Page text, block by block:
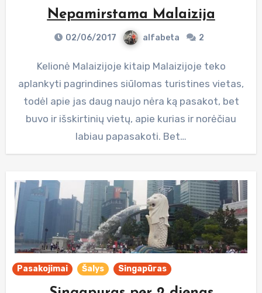
Nepamirstama Malaizija
02/06/2017 alfabeta 2
Kelionė Malaizijoje kitaip Malaizijoje teko
aplankyti pagrindines siūlomas turistines vietas,
todėl apie jas daug naujo nėra ką pasakot, bet
buvo ir išskirtinių vietų, apie kurias ir norėčiau
labiau papasakoti. Bet…
Pasakojimai Šalys Singapūras